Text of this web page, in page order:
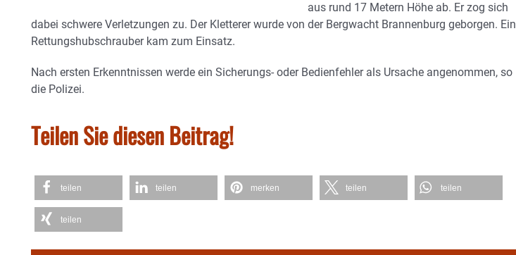
aus rund 17 Metern Höhe ab. Er zog sich
dabei schwere Verletzungen zu. Der Kletterer wurde von der Bergwacht Brannenburg geborgen. Ein
Rettungshubschrauber kam zum Einsatz.
Nach ersten Erkenntnissen werde ein Sicherungs- oder Bedienfehler als Ursache angenommen, so
die Polizei.
Teilen Sie diesen Beitrag!
teilen teilen merken teilen teilen
teilen